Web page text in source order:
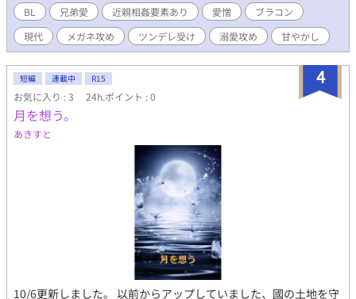
で） 身長:178cm 体重:67kg 朴訥としていながらも、実際は情も
深くしっかり者。 現実的な考え方をしてしまう。 弟が至高過ぎて
遠慮気味。でもかなりブラコン。 光のお隣の県に一人暮らし中。
農業に精を出している。 髪は茶色く、短髪（昔は長めだった）眼
鏡装用。 光（※２０代前半） 身長:167cm 体重:56kg ちょっと気
難しそうに思われがちだけど、人見知りなだけ。 礼儀正しく真面
目な人に好感を抱く（兄への憧れか） 大地とはとても年の離れた
兄弟だった。 ツンツンツンツンしてるけど、照れと気恥ずかしさ
から。 本当は思い切り甘えたい。大地しか見てない。 アイスとチ
ョコが好き。職業、書道家。 黒髪、前髪はセンターパート。 ちょ
っと出てくる人たち。 楓 西の都の守護をしてる強い人。タロー
の拾い主（付き合ってる） タロー 楓のパートナー。関西担当。
葵 とーっても偉くて強い人。皆のだいたいの上司。 美濃 大地
の秘書的存在。 元ネタがTDFK擬人化ですが、キャラに特化して
いるので こちらでの設置要素は薄いです。 ほぼ不死で長生きと言
う事以外、この兄弟は特段能力も 出てこないので（イチャイチャ
させたり、いがみ合う要素が強いので） 一応は、それぞれの県を
担当して守護繁栄をしてたりもします。 この２人は、未遂っぽく
見えるだけです。 光はわりと肝が据わってるのですが…大地が、
と言った雰囲気が。 好きな２人なので、また書きたいです(#^.^#)
BL 兄弟愛 近親相姦要素あり 愛憎
ブラコン
現代
メガネ攻め ツンデレ受け 溺愛攻め 甘やかし
4
短編 連載中 R15
お気に入り : 3 24h.ポイント : 0
月を想う。
あきすと
10/6更新しました。 以前からアップしていました、國の土地を守